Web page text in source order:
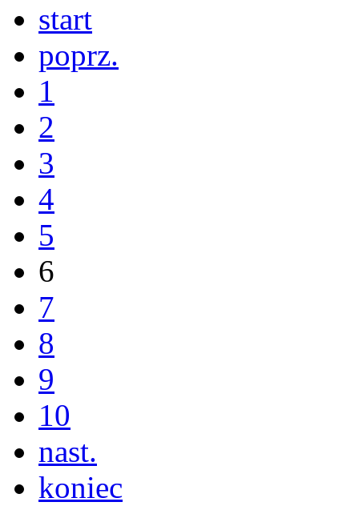
start
poprz.
1
2
3
4
5
6
7
8
9
10
nast.
koniec